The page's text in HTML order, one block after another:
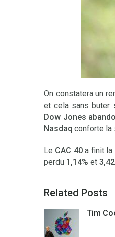
On constatera un
et cela sans buter
Dow Jones
Nasdaq conforte la
Le CAC 40a finit la
perdu 1,14% et
Related Posts
Tim